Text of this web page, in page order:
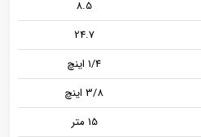
8.5
24.7
1/4 اینچ
3/8 اینچ
15 متر